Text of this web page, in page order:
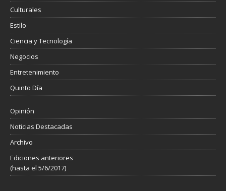
Culturales
Estilo
Ciencia y Tecnología
Negocios
Entretenimiento
Quinto Día
Opinión
Noticias Destacadas
Archivo
Ediciones anteriores
(hasta el 5/6/2017)